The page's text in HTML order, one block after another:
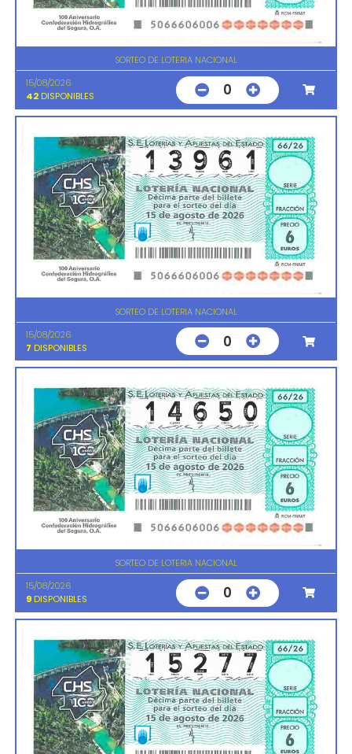
SORTEO DE LOTERIA NACIONAL
15/08/2026
42 DISPONIBLES 0
SORTEO DE LOTERIA NACIONAL
15/08/2026
7 DISPONIBLES 0
SORTEO DE LOTERIA NACIONAL
15/08/2026
9 DISPONIBLES 0